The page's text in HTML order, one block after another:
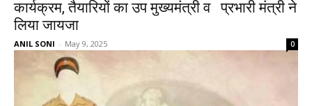
कार्यक्रम, तैयारियों का उप मुख्यमंत्री व प्रभारी मंत्री ने
लिया जायजा
ANIL SONI - May 9, 2025 0